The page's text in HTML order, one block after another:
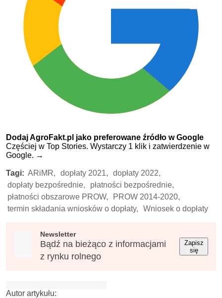
Dodaj AgroFakt.pl jako preferowane źródło w Google
Częściej w Top Stories. Wystarczy 1 klik i zatwierdzenie w
Google. →
Tagi: ARiMR, dopłaty 2021,
dopłaty 2022,
dopłaty bezpośrednie,
płatności bezpośrednie,
płatności obszarowe PROW,
PROW 2014-2020,
termin składania wniosków o dopłaty,
Wniosek o dopłaty
Newsletter
Bądź na bieżąco z informacjami
z rynku rolnego
Zapisz
się
Autor artykułu: